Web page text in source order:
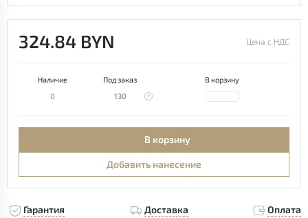
324.84 BYN Цена с НДС
Наличие Под заказ
В корзину
0
130
В корзину
Добавить нанесение
Гарантия Доставка Оплата